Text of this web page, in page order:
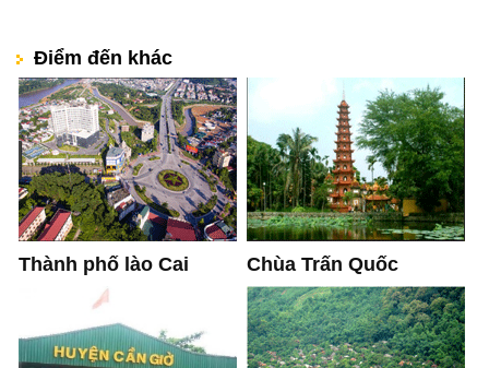
Điểm đến khác
Thành phố lào Cai Chùa Trấn Quốc